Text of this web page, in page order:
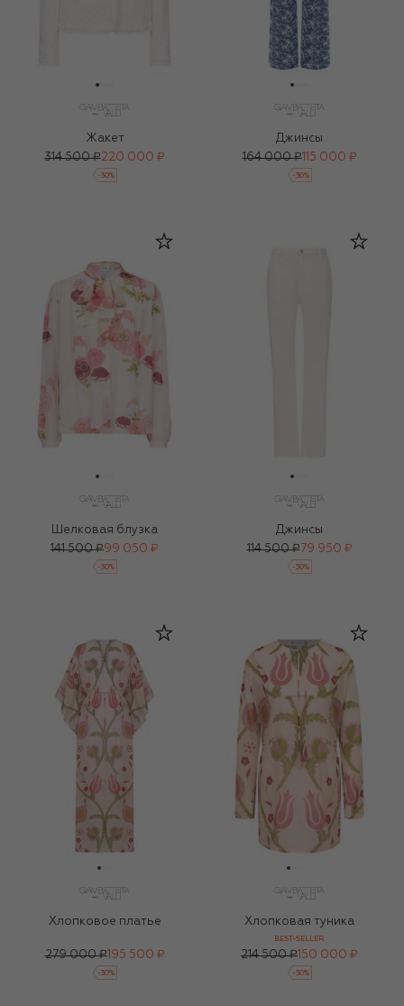
Жакет
314 500 ₽220 000 ₽
-30%
Джинсы
164 000 ₽115 000 ₽
-30%
Шелковая блузка
141 500 ₽99 050 ₽
-30%
Джинсы
114 500 ₽79 950 ₽
-30%
Хлопковое платье
279 000 ₽195 500 ₽
-30%
Хлопковая туника
BEST-SELLER
214 500 ₽ 150 000 ₽
-30%